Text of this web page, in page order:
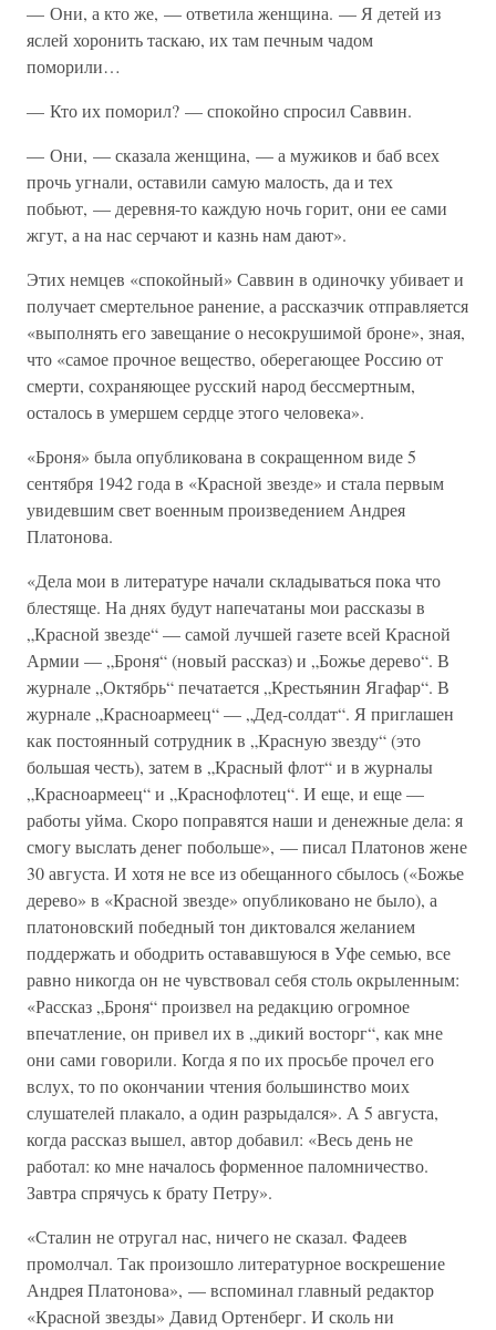
— Они, а кто же, — ответила женщина. — Я детей из
яслей хоронить таскаю, их там печным чадом
поморили…
— Кто их поморил? — спокойно спросил Саввин.
— Они, — сказала женщина, — а мужиков и баб всех
прочь угнали, оставили самую малость, да и тех
побьют, — деревня-то каждую ночь горит, они ее сами
жгут, а на нас серчают и казнь нам дают».
Этих немцев «спокойный» Саввин в одиночку убивает и
получает смертельное ранение, а рассказчик отправляется
«выполнять его завещание о несокрушимой броне», зная,
что «самое прочное вещество, оберегающее Россию от
смерти, сохраняющее русский народ бессмертным,
осталось в умершем сердце этого человека».
«Броня» была опубликована в сокращенном виде 5
сентября 1942 года в «Красной звезде» и стала первым
увидевшим свет военным произведением Андрея
Платонова.
«Дела мои в литературе начали складываться пока что
блестяще. На днях будут напечатаны мои рассказы в
„Красной звезде“ — самой лучшей газете всей Красной
Армии — „Броня“ (новый рассказ) и „Божье дерево“. В
журнале „Октябрь“ печатается „Крестьянин Ягафар“. В
журнале „Красноармеец“ — „Дед-солдат“. Я приглашен
как постоянный сотрудник в „Красную звезду“ (это
большая честь), затем в „Красный флот“ и в журналы
„Красноармеец“ и „Краснофлотец“. И еще, и еще —
работы уйма. Скоро поправятся наши и денежные дела: я
смогу выслать денег побольше», — писал Платонов жене
30 августа. И хотя не все из обещанного сбылось («Божье
дерево» в «Красной звезде» опубликовано не было), а
платоновский победный тон диктовался желанием
поддержать и ободрить остававшуюся в Уфе семью, все
равно никогда он не чувствовал себя столь окрыленным:
«Рассказ „Броня“ произвел на редакцию огромное
впечатление, он привел их в „дикий восторг“, как мне
они сами говорили. Когда я по их просьбе прочел его
вслух, то по окончании чтения большинство моих
слушателей плакало, а один разрыдался». А 5 августа,
когда рассказ вышел, автор добавил: «Весь день не
работал: ко мне началось форменное паломничество.
Завтра спрячусь к брату Петру».
«Сталин не отругал нас, ничего не сказал. Фадеев
промолчал. Так произошло литературное воскрешение
Андрея Платонова», — вспоминал главный редактор
«Красной звезды» Давид Ортенберг. И сколь ни